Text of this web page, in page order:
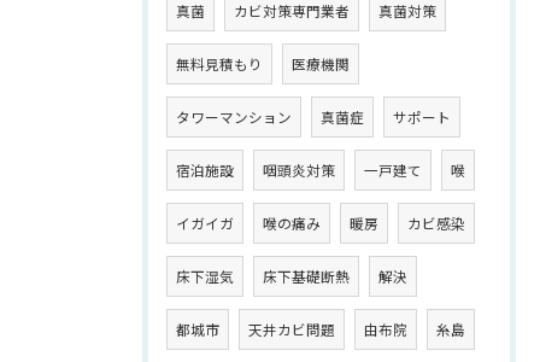
真菌 カビ対策専門業者 真菌対策
無料見積もり 医療機関
タワーマンション 真菌症 サポート
宿泊施設 咽頭炎対策 一戸建て 喉
イガイガ 喉の痛み 暖房 カビ感染
床下湿気 床下基礎断熱 解決
都城市 天井カビ問題 由布院 糸島